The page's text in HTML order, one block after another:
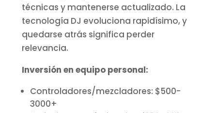
técnicas y mantenerse actualizado. La
tecnología DJ evoluciona rapidísimo, y
quedarse atrás significa perder
relevancia.
Inversión en equipo personal:
Controladores/mezcladores: $500-
3000+